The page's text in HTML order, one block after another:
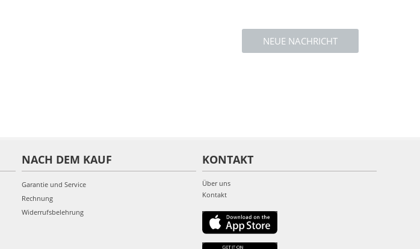
NEUE NACHRICHT
NACH DEM KAUF
Garantie und Service
Rechnung
Widerrufsbelehrung
KONTAKT
Über uns
Kontakt